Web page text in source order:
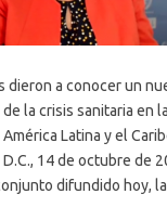
dieron a conocer un
la crisis sanitaria en
Latina y el
14 de octubre de
difundido hoy,